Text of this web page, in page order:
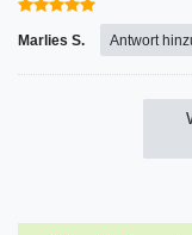
Marlies S. Antwort